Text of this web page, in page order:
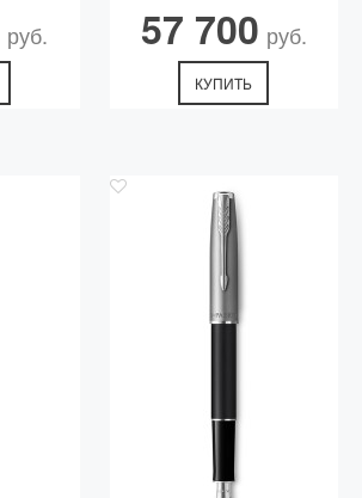
руб. 57 700 руб.
КУПИТЬ